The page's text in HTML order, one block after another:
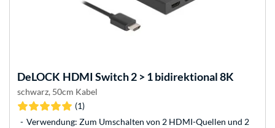
DeLOCK HDMI Switch 2 > 1 bidirektional 8K
schwarz, 50cm Kabel
(1)
Verwendung: Zum Umschalten von 2 HDMI-Quellen und 2